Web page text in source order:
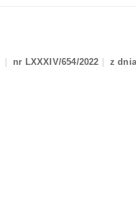
nr LXXXIV/654/2022 z